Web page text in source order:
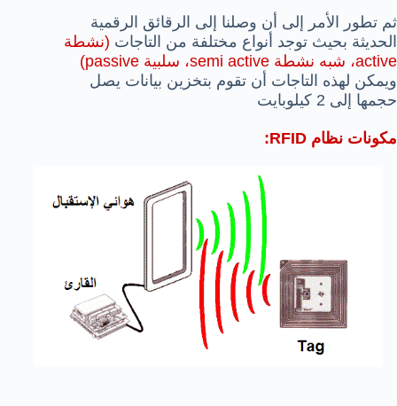
ثم تطور الأمر إلى أن وصلنا إلى الرقائق الرقمية
الحديثة بحيث توجد أنواع مختلفة من التاجات (نشطة
active، شبه نشطة semi active، سلبية passive)
ويمكن لهذه التاجات أن تقوم بتخزين بيانات يصل
حجمها إلى 2 كيلوبايت
مكونات نظام RFID: